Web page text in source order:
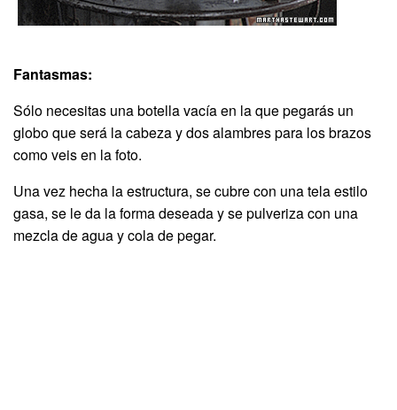
Fantasmas:
Sólo necesitas una botella vacía en la que pegarás un
globo que será la cabeza y dos alambres para los brazos
como veis en la foto.
Una vez hecha la estructura, se cubre con una tela estilo
gasa, se le da la forma deseada y se pulveriza con una
mezcla de agua y cola de pegar.